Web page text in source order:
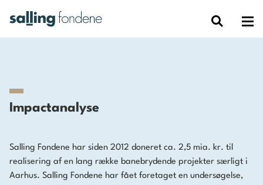
Impactanalyse
Salling Fondene har siden 2012 doneret ca. 2,5 mia. kr. til
realisering af en lang række banebrydende projekter særligt i
Aarhus. Salling Fondene har fået foretaget en undersøgelse,